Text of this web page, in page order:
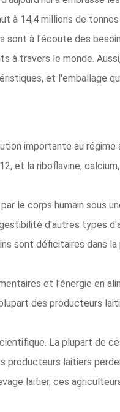
à 14,4 millions de
sont à l'écoute des
à travers le monde.
et l'emballage
importante au régime
et la riboflavine, calcium,
le corps humain sous
d'autres types
sont déficitaires dans la
et l'énergie en
des producteurs
La plupart de
producteurs laitiers
laitier, ces